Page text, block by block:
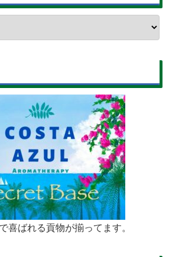
喜ばれる貢物が揃ってます。